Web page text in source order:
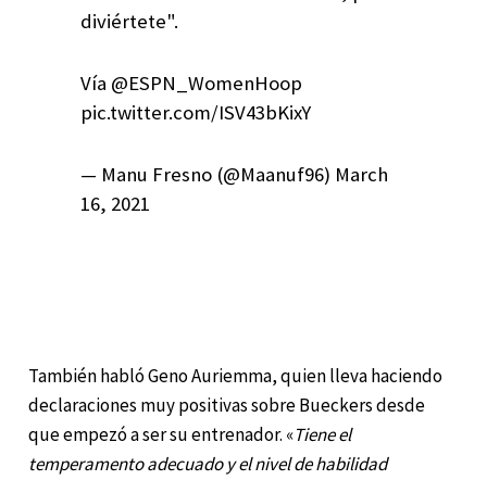
diviértete".
Vía @ESPN_WomenHoop
pic.twitter.com/ISV43bKixY
— Manu Fresno (@Maanuf96) March
16, 2021
También habló Geno Auriemma, quien lleva haciendo
declaraciones muy positivas sobre Bueckers desde
que empezó a ser su entrenador. «Tiene el
temperamento adecuado y el nivel de habilidad